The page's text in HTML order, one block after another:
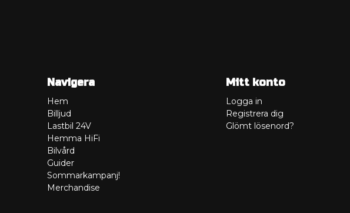
Navigera
Hem
Billjud
Lastbil 24V
Hemma HiFi
Bilvård
Guider
Sommarkampanj!
Merchandise
Mitt konto
Logga in
Registrera dig
Glömt lösenord?